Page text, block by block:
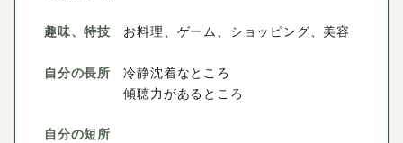
趣味、特技 お料理、ゲーム、ショッピング、美容
自分の長所
冷静沈着なところ
傾聴力があるところ
自分の短所